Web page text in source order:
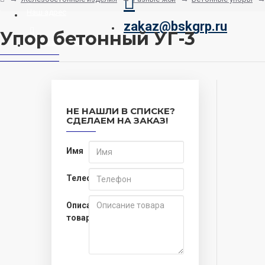
Заказать звонок
zakaz@bskgrp.ru
Упор бетонный УГ-3
НЕ НАШЛИ В СПИСКЕ?
СДЕЛАЕМ НА ЗАКАЗ!
Имя
Телефон
Описание
товара